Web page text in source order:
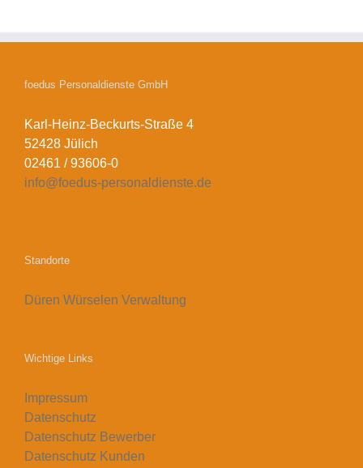
foedus Personaldienste GmbH
Karl-Heinz-Beckurts-Straße 4
52428 Jülich
02461 / 93606-0
info@foedus-personaldienste.de
Standorte
Düren Würselen Verwaltung
Wichtige Links
Impressum
Datenschutz
Datenschutz Bewerber
Datenschutz Kunden